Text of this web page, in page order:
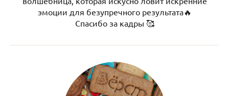
эмоции для безупречного результата🔥
Спасибо за кадры 🥰